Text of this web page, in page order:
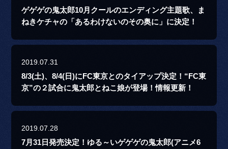
ゲゲゲの鬼太郎10月クールのエンディング主題歌、ま
ねきケチャの「あるわけないのその奥に」に決定！
2019.07.31
8/3(土)、8/4(日)にFC東京とのタイアップ決定！“FC東
京”の２試合に鬼太郎とねこ娘が登場！情報更新！
2019.07.28
7月31日発売決定！ゆる～いゲゲゲの鬼太郎(アニメ6